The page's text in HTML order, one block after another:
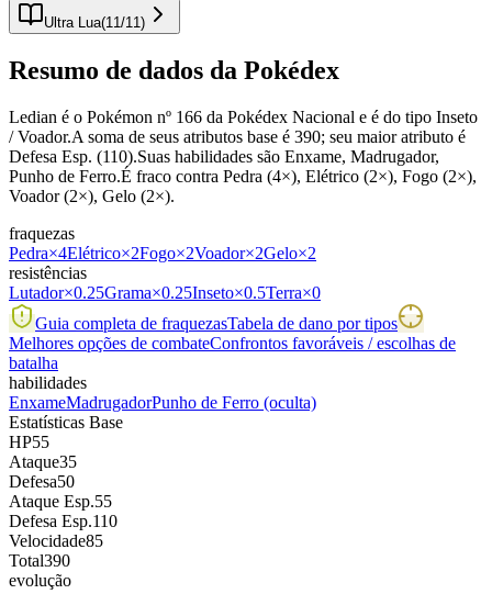
Ultra Lua(11 /11 )
Resumo de dados da Pokédex
Ledian é o Pokémon nº 166 da Pokédex Nacional e é do tipo Inseto
/ Voador.A soma de seus atributos base é 390; seu maior atributo é
Defesa Esp. (110).Suas habilidades são Enxame, Madrugador,
Punho de Ferro.É fraco contra Pedra (4×), Elétrico (2×), Fogo (2×),
Voador (2×), Gelo (2×).
fraquezas
Pedra×4Elétrico×2Fogo×2Voador×2Gelo×2
resistências
Lutador×0.25Grama×0.25Inseto×0.5Terra×0
Guia completa de fraquezasTabela de dano por tipos
Melhores opções de combateConfrontos favoráveis / escolhas de
batalha
habilidades
EnxameMadrugadorPunho de Ferro (oculta)
Estatísticas Base
HP55
Ataque35
Defesa50
Ataque Esp.55
Defesa Esp.110
Velocidade85
Total390
evolução